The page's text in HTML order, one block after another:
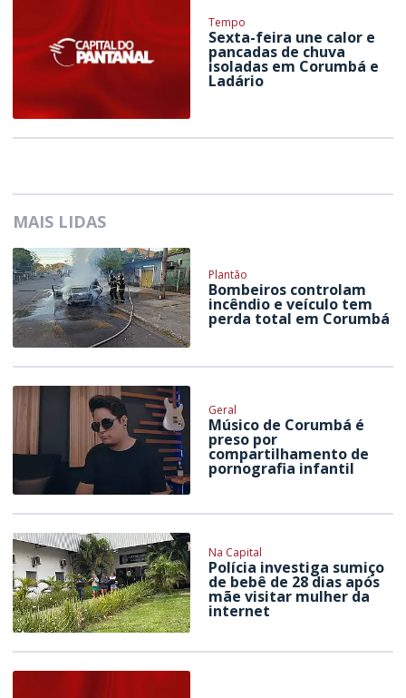
Tempo
Sexta-feira une calor e
pancadas de chuva
isoladas em Corumbá e
Ladário
MAIS LIDAS
Plantão
Bombeiros controlam
incêndio e veículo tem
perda total em Corumbá
Geral
Músico de Corumbá é
preso por
compartilhamento de
pornografia infantil
Na Capital
Polícia investiga sumiço
de bebê de 28 dias após
mãe visitar mulher da
internet